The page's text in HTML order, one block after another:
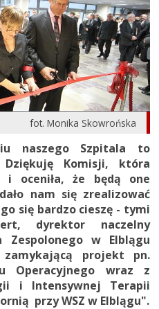
fot. Monika Skowrońska
naszego Szpitala to
Komisji, która
i oceniła, że będą one
nam się zrealizować
się bardzo cieszę - tymi
dyrektor naczelny
Zespolonego w Elblągu
zamykającą projekt pn.
Operacyjnego wraz z
i Intensywnej Terapii
przy WSZ w Elblągu".